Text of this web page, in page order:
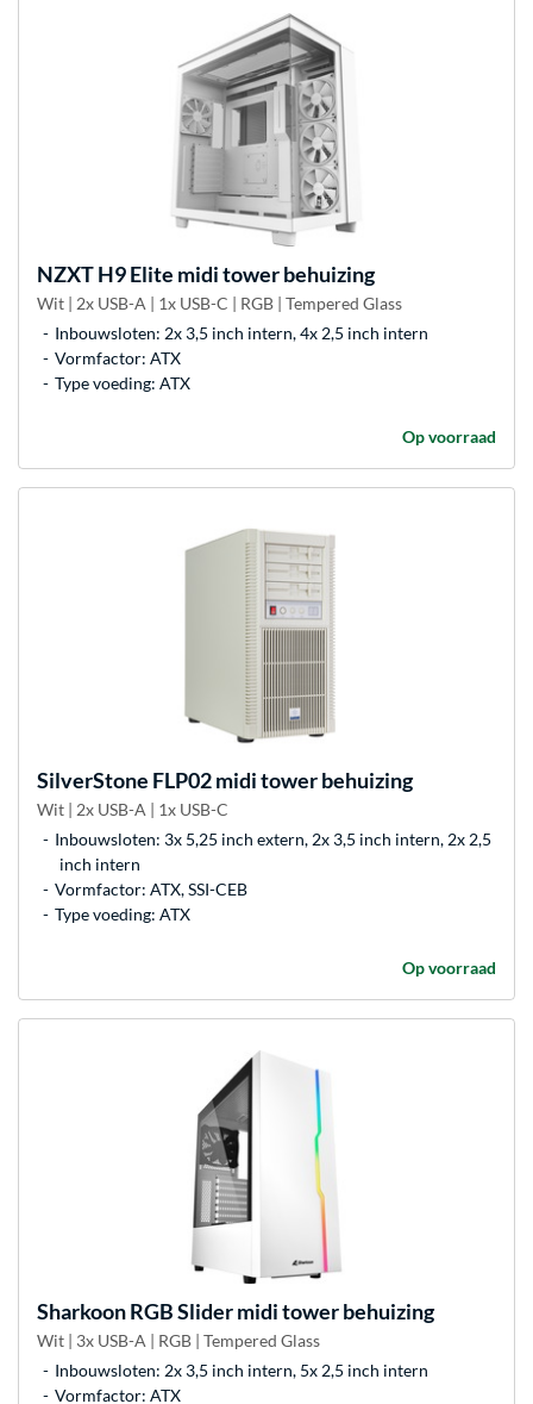
NZXTH9 Elite midi tower behuizing
Wit | 2x USB-A | 1x USB-C | RGB | Tempered Glass
Inbouwsloten: 2x 3,5 inch intern, 4x 2,5 inch intern
Vormfactor: ATX
Type voeding: ATX
Op voorraad
SilverStone FLP02 midi tower behuizing
Wit | 2x USB-A | 1x USB-C
Inbouwsloten: 3x 5,25 inch extern, 2x 3,5 inch intern, 2x 2,5
inch intern
Vormfactor: ATX, SSI-CEB
Type voeding: ATX
Op voorraad
SharkoonRGB Slider midi tower behuizing
Wit | 3x USB-A | RGB | Tempered Glass
Inbouwsloten: 2x 3,5 inch intern, 5x 2,5 inch intern
Vormfactor: ATX